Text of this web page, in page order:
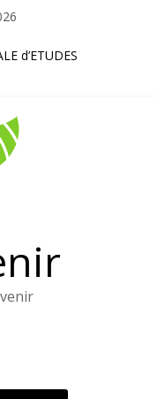
d’ETUDES
2025
l’information